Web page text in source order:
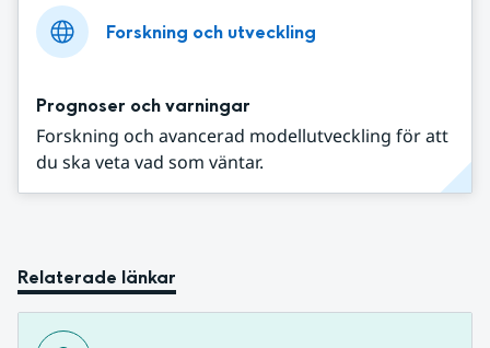
Forskning och utveckling
Prognoser och varningar
Forskning och avancerad modellutveckling för att
du ska veta vad som väntar.
Relaterade länkar